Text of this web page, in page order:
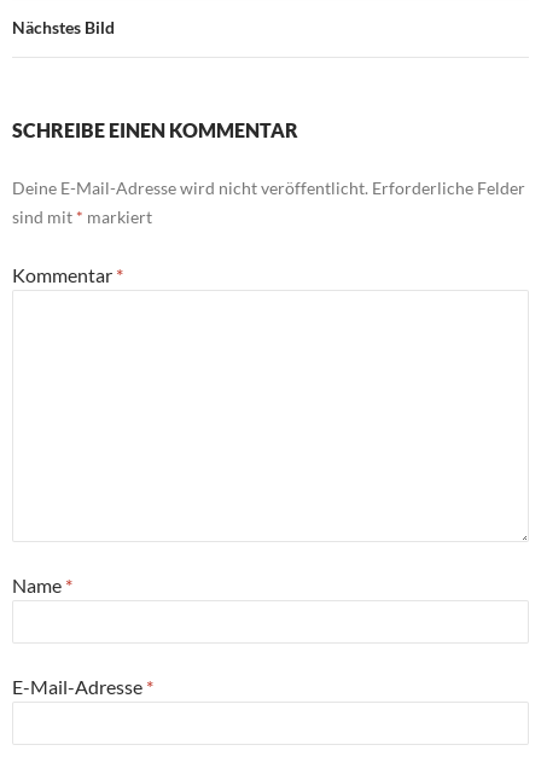
Nächstes Bild
SCHREIBE EINEN KOMMENTAR
Deine E-Mail-Adresse wird nicht veröffentlicht. Erforderliche Felder
sind mit * markiert
Kommentar *
Name *
E-Mail-Adresse *